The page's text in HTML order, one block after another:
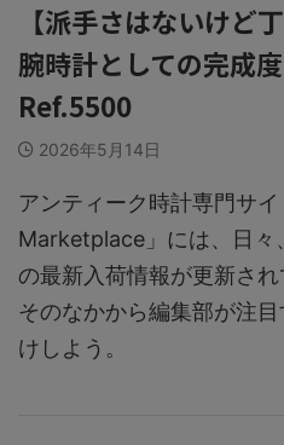
【派手さはないけど
腕時計としての完成
Ref.5500
2026年5月14日
アンティーク時計専門サ
Marketplace」には、日々
の最新入荷情報が更新され
そのなかから編集部が注
けしよう。